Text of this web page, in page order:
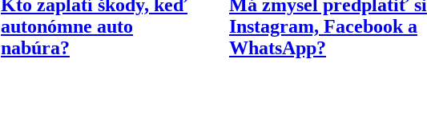
Kto zaplatí škody, keď
autonómne auto
nabúra?
Má zmysel predplatiť si
Instagram, Facebook a
WhatsApp?